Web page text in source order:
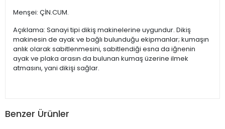
Menşei: ÇİN.CUM.
Açıklama: Sanayi tipi dikiş makinelerine uygundur. Dikiş
makinesin de ayak ve bağlı bulunduğu ekipmanlar; kumaşın
anlık olarak sabitlenmesini, sabitlendiği esna da iğnenin
ayak ve plaka arasın da bulunan kumaş üzerine ilmek
atmasını, yani dikişi sağlar.
Benzer Ürünler